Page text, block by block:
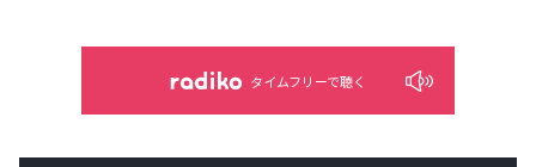
タイムフリーで聴く